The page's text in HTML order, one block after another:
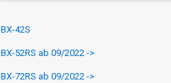
BX-42S
BX-52RS ab 09/2022 ->
BX-72RS ab 09/2022 ->